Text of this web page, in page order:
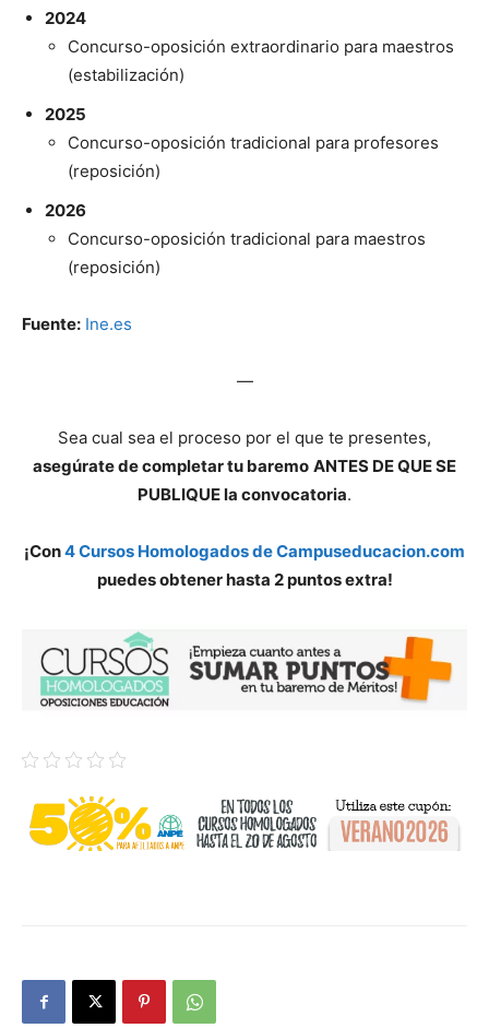
2024
Concurso-oposición extraordinario para maestros
(estabilización)
2025
Concurso-oposición tradicional para profesores
(reposición)
2026
Concurso-oposición tradicional para maestros
(reposición)
Fuente: Ine.es
—
Sea cual sea el proceso por el que te presentes,
asegúrate de completar tu baremo ANTES DE QUE SE
PUBLIQUE la convocatoria.
¡Con4 Cursos Homologados de Campuseducacion.com
puedes obtener hasta 2 puntos extra!